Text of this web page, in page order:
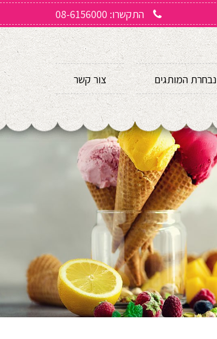
התקשרו: 08-6156000
נבחרת המותגים צור קשר